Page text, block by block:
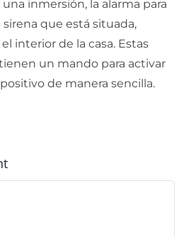
inmersión, la alarma para
que está situada,
interior de la casa. Estas
un mando para activar
de manera sencilla.